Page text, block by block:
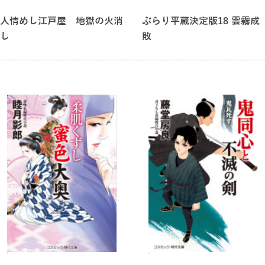
人情めし江戸屋 地獄の火消
し
ぶらり平蔵決定版18 雲霧成
敗